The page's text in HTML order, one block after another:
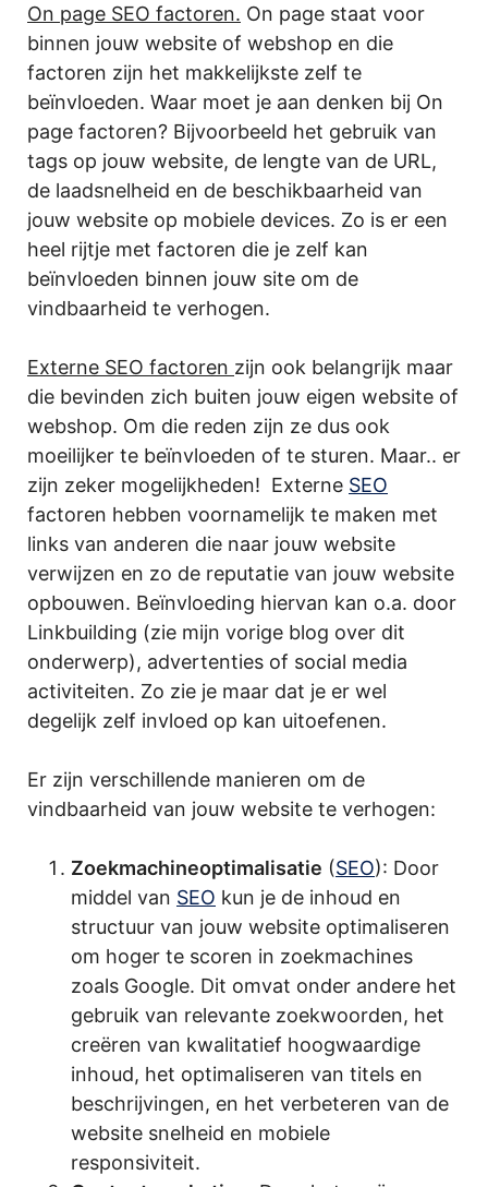
On page SEO factoren. On page staat voor
binnen jouw website of webshop en die
factoren zijn het makkelijkste zelf te
beïnvloeden. Waar moet je aan denken bij On
page factoren? Bijvoorbeeld het gebruik van
tags op jouw website, de lengte van de URL,
de laadsnelheid en de beschikbaarheid van
jouw website op mobiele devices. Zo is er een
heel rijtje met factoren die je zelf kan
beïnvloeden binnen jouw site om de
vindbaarheid te verhogen.
Externe SEO factoren zijn ook belangrijk maar
die bevinden zich buiten jouw eigen website of
webshop. Om die reden zijn ze dus ook
moeilijker te beïnvloeden of te sturen. Maar.. er
zijn zeker mogelijkheden! Externe SEO
factoren hebben voornamelijk te maken met
links van anderen die naar jouw website
verwijzen en zo de reputatie van jouw website
opbouwen. Beïnvloeding hiervan kan o.a. door
Linkbuilding (zie mijn vorige blog over dit
onderwerp), advertenties of social media
activiteiten. Zo zie je maar dat je er wel
degelijk zelf invloed op kan uitoefenen.
Er zijn verschillende manieren om de
vindbaarheid van jouw website te verhogen:
Zoekmachineoptimalisatie (SEO): Door
middel van SEO kun je de inhoud en
structuur van jouw website optimaliseren
om hoger te scoren in zoekmachines
zoals Google. Dit omvat onder andere het
gebruik van relevante zoekwoorden, het
creëren van kwalitatief hoogwaardige
inhoud, het optimaliseren van titels en
beschrijvingen, en het verbeteren van de
website snelheid en mobiele
responsiviteit.